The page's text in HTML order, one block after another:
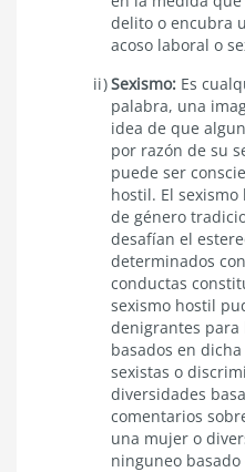
delito o encubra
acoso laboral o
Sexismo: Es
palabra, una
idea de que
por razón de su
puede ser
hostil. El
de género
desafían el
determinados
conductas
sexismo hostil
denigrantes para
basados en
sexistas o
diversidades
comentarios
una mujer o
ninguneo basado